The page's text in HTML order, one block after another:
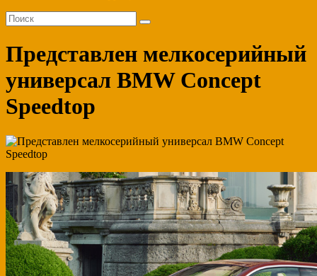
Представлен мелкосерийный
универсал BMW Concept
Speedtop